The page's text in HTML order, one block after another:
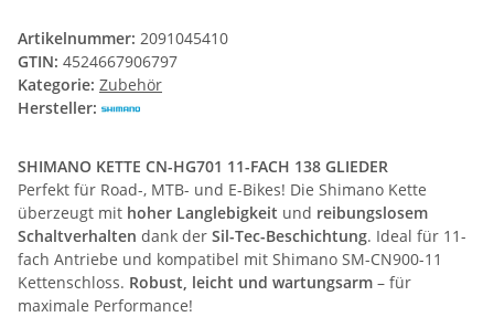
Artikelnummer: 2091045410
GTIN: 4524667906797
Kategorie: Zubehör
Hersteller:
SHIMANO KETTE CN-HG701 11-FACH 138 GLIEDER
Perfekt für Road-, MTB- und E-Bikes! Die Shimano Kette
überzeugt mit hoher Langlebigkeit und reibungslosem
Schaltverhalten dank der Sil-Tec-Beschichtung. Ideal für 11-
fach Antriebe und kompatibel mit Shimano SM-CN900-11
Kettenschloss. Robust, leicht und wartungsarm – für
maximale Performance!